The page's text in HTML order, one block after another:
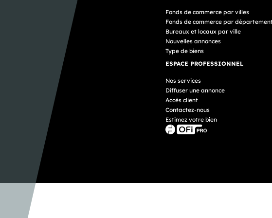
Fonds de commerce par villes
Fonds de commerce par
Bureaux et locaux par ville
Nouvelles annonces
Type de biens
ESPACE PROFESSIONNEL
Nos services
Diffuser une annonce
Accès client
Contactez-nous
Estimez votre bien